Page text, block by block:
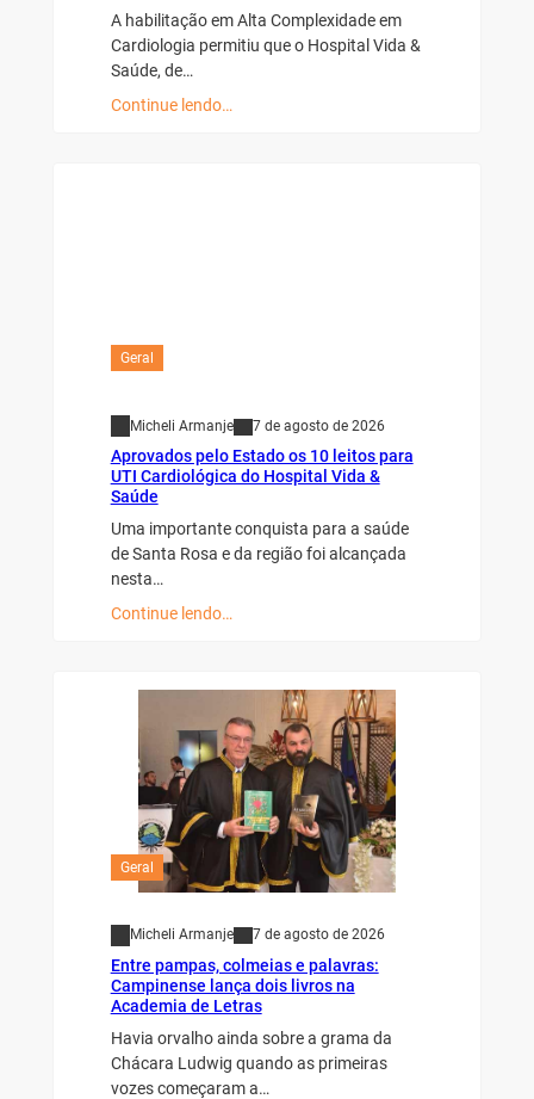
A habilitação em Alta Complexidade em
Cardiologia permitiu que o Hospital Vida &
Saúde, de…
Continue lendo…
Geral
Micheli Armanje 7 de agosto de 2026
Aprovados pelo Estado os 10 leitos para
UTI Cardiológica do Hospital Vida &
Saúde
Uma importante conquista para a saúde
de Santa Rosa e da região foi alcançada
nesta…
Continue lendo…
Geral
Micheli Armanje 7 de agosto de 2026
Entre pampas, colmeias e palavras:
Campinense lança dois livros na
Academia de Letras
Havia orvalho ainda sobre a grama da
Chácara Ludwig quando as primeiras
vozes começaram a…